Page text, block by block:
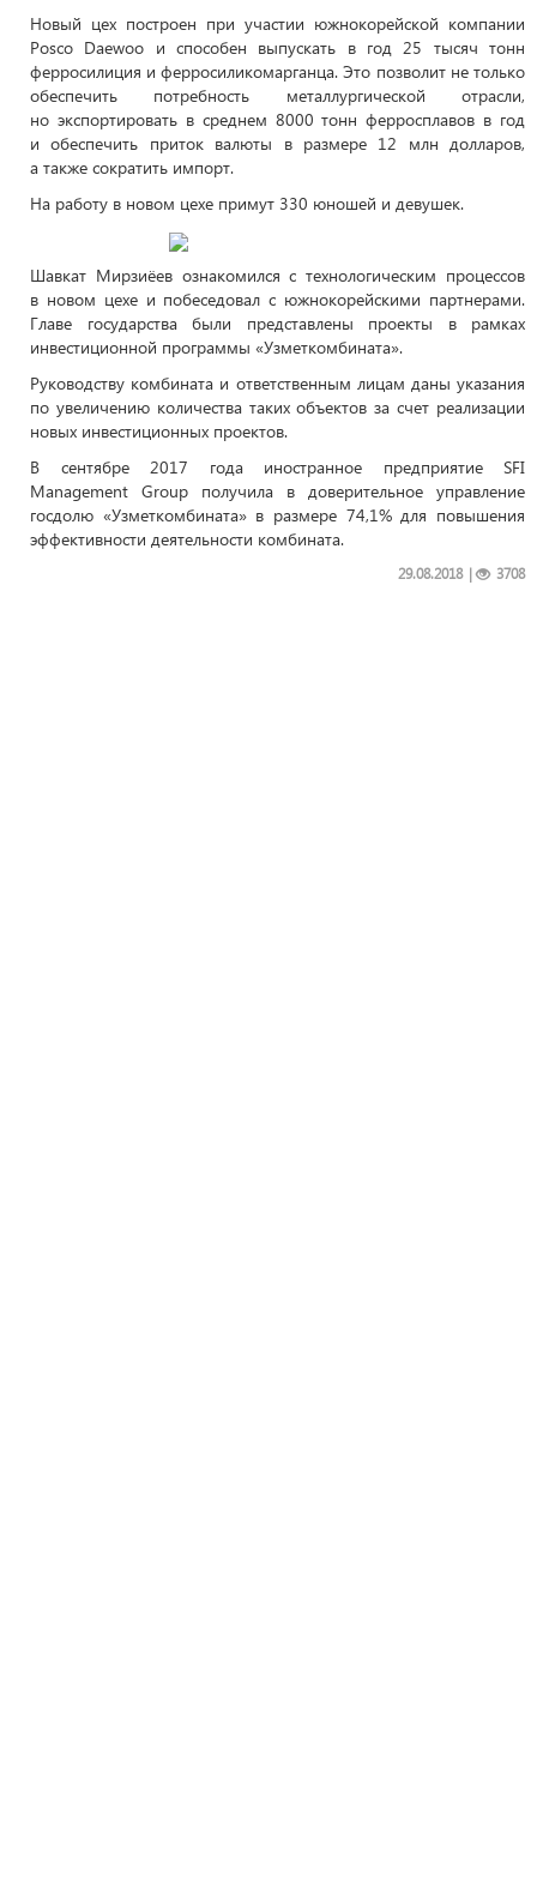
Новый цех построен при участии южнокорейской компании
Posco Daewoo и способен выпускать в год 25 тысяч тонн
ферросилиция и ферросиликомарганца. Это позволит не только
обеспечить потребность металлургической отрасли,
но экспортировать в среднем 8000 тонн ферросплавов в год
и обеспечить приток валюты в размере 12 млн долларов,
а также сократить импорт.
На работу в новом цехе примут 330 юношей и девушек.
Шавкат Мирзиёев ознакомился с технологическим процессов
в новом цехе и побеседовал с южнокорейскими партнерами.
Главе государства были представлены проекты в рамках
инвестиционной программы «Узметкомбината».
Руководству комбината и ответственным лицам даны указания
по увеличению количества таких объектов за счет реализации
новых инвестиционных проектов.
В сентябре 2017 года иностранное предприятие SFI
Management Group получила в доверительное управление
госдолю «Узметкомбината» в размере 74,1% для повышения
эффективности деятельности комбината.
| 3708
29.08.2018